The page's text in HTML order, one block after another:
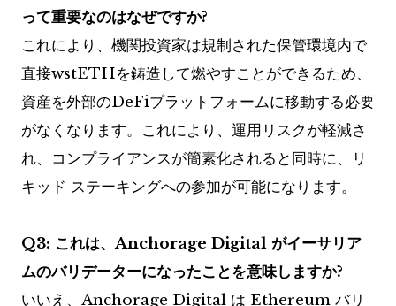
って重要なのはなぜですか?
これにより、機関投資家は規制された保管環境内で
直接wstETHを鋳造して燃やすことができるため、
資産を外部のDeFiプラットフォームに移動する必要
がなくなります。これにより、運用リスクが軽減さ
れ、コンプライアンスが簡素化されると同時に、リ
キッド ステーキングへの参加が可能になります。
Q3: これは、Anchorage Digital がイーサリア
ムのバリデーターになったことを意味しますか?
いいえ、Anchorage Digital は Ethereum バリ